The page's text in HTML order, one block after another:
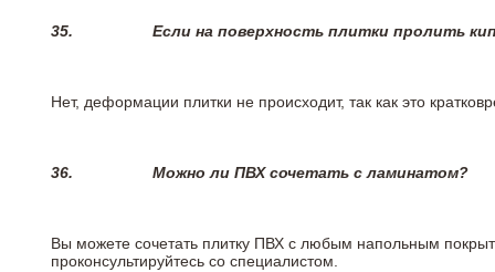
35. Если на поверхность плитки пролить
Нет, деформации плитки не происходит, так как это
36. Можно ли ПВХ сочетать с ламинатом?
Вы можете сочетать плитку ПВХ с любым напольным
проконсультируйтесь со специалистом.